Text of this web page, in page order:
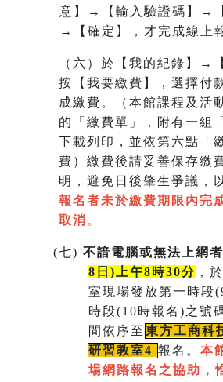
意】→【輸入驗證碼】→
→【確定】，才完成線上
（六）於【我的紀錄】→
按【我要繳費】，選擇付
成繳費。（本館課程及活
的「繳費單」，附有一組
下載列印，並依第六點「
費）繳費後請妥善保存繳
明，避免日後肇生爭議，
報名者未於繳費期限內完
取消 。
(七) 不諳電腦或無法上網者
8日)上午8時30分 ，
室現場發放第一時段
時段(10時報名)之號
間依序至 東方工商科
研習教室4 報名。本
場網路報名之協助，